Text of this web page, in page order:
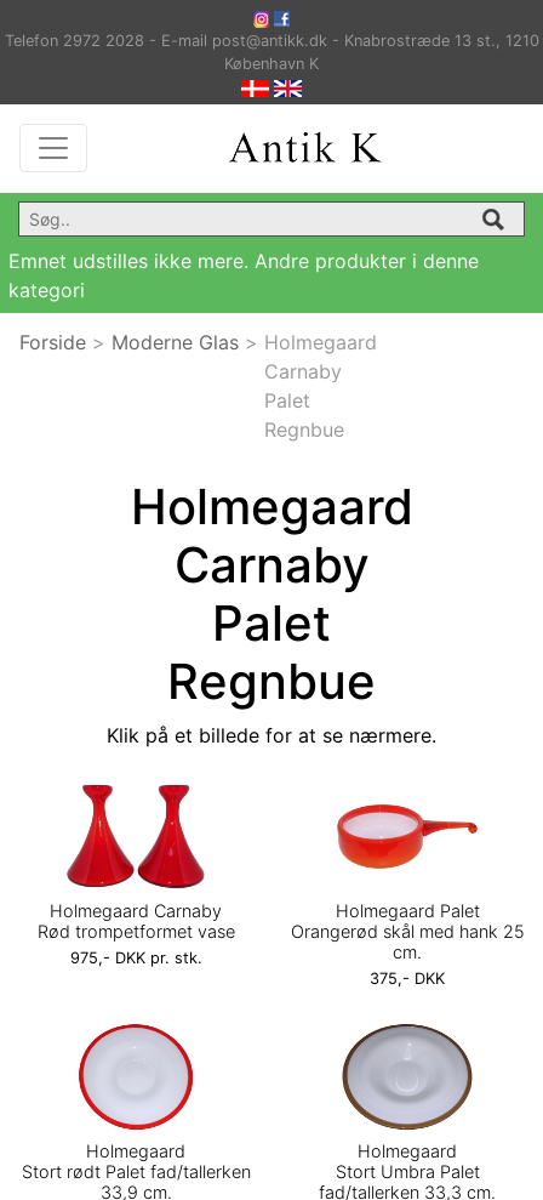
Telefon 2972 2028 - E-mail post@antikk.dk - Knabrostræde 13 st., 1210
København K
Emnet udstilles ikke mere. Andre produkter i denne
kategori
Forside > Moderne Glas > Holmegaard
Carnaby
Palet
Regnbue
Holmegaard
Carnaby
Palet
Regnbue
Klik på et billede for at se nærmere.
Holmegaard Carnaby
Rød trompetformet vase
975,- DKK pr. stk.
Holmegaard Palet
Orangerød skål med hank 25
cm.
375,- DKK
Holmegaard
Stort rødt Palet fad/tallerken
33,9 cm.
Holmegaard
Stort Umbra Palet
fad/tallerken 33,3 cm.